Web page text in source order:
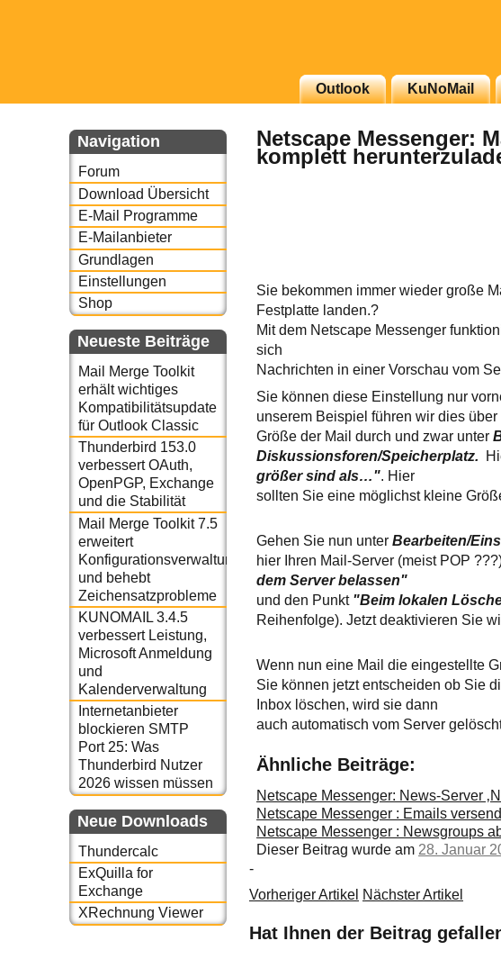
Outlook KuNoMail
Navigation
Forum
Download Übersicht
E-Mail Programme
E-Mailanbieter
Grundlagen
Einstellungen
Shop
Neueste Beiträge
Mail Merge Toolkit
erhält wichtiges
Kompatibilitätsupdate
für Outlook Classic
Thunderbird 153.0
verbessert OAuth,
OpenPGP, Exchange
und die Stabilität
Mail Merge Toolkit 7.5
erweitert
Konfigurationsverwaltung
und behebt
Zeichensatzprobleme
KUNOMAIL 3.4.5
verbessert Leistung,
Microsoft Anmeldung
und
Kalenderverwaltung
Internetanbieter
blockieren SMTP
Port 25: Was
Thunderbird Nutzer
2026 wissen müssen
Neue Downloads
Thundercalc
ExQuilla for
Exchange
XRechnung Viewer
Netscape Messenger:
komplett
Sie bekommen immer wieder große
Festplatte landen.?
Mit dem Netscape Messenger
sich
Nachrichten in einer Vorschau vom
Sie können diese Einstellung nur
unserem Beispiel führen wir dies über
Größe der Mail durch und zwar unter
Diskussionsforen/Speicherplatz.
größer sind als…". Hier
sollten Sie eine möglichst kleine
Gehen Sie nun unterBearbeiten/
hier Ihren Mail-Server (meist POP
dem Server belassen"
und den Punkt "Beim lokalen
Reihenfolge). Jetzt deaktivieren Sie
Wenn nun eine Mail die eingestellte
Sie können jetzt entscheiden ob Sie
Inbox löschen, wird sie dann
auch automatisch vom Server
Ähnliche Beiträge:
Netscape Messenger: News-Server
Netscape Messenger : Emails
Netscape Messenger : Newsgroups
Dieser Beitrag wurde am 28. Januar
-
Vorheriger Artikel Nächster Artikel
Hat Ihnen der Beitrag
oder auch